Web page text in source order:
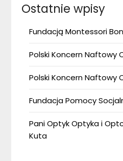
Ostatnie wpisy
Fundacją Montessori
Polski Koncern Naftowy
Polski Koncern Naftowy
Fundacja Pomocy
Pani Optyk Optyka i
Kuta